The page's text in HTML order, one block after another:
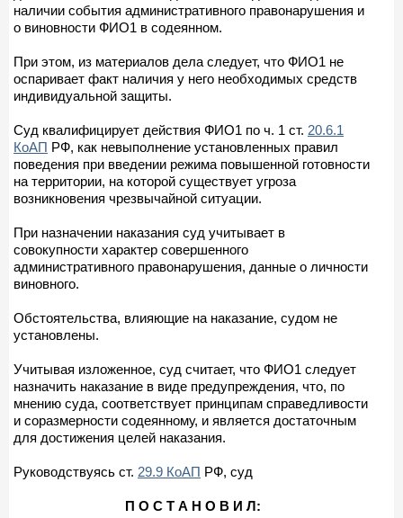
наличии события административного правонарушения и
о виновности ФИО1 в содеянном.
При этом, из материалов дела следует, что ФИО1 не
оспаривает факт наличия у него необходимых средств
индивидуальной защиты.
Суд квалифицирует действия ФИО1 по ч. 1 ст. 20.6.1
КоАП РФ, как невыполнение установленных правил
поведения при введении режима повышенной готовности
на территории, на которой существует угроза
возникновения чрезвычайной ситуации.
При назначении наказания суд учитывает в
совокупности характер совершенного
административного правонарушения, данные о личности
виновного.
Обстоятельства, влияющие на наказание, судом не
установлены.
Учитывая изложенное, суд считает, что ФИО1 следует
назначить наказание в виде предупреждения, что, по
мнению суда, соответствует принципам справедливости
и соразмерности содеянному, и является достаточным
для достижения целей наказания.
Руководствуясь ст. 29.9 КоАП РФ, суд
П О С Т А Н О В И Л: